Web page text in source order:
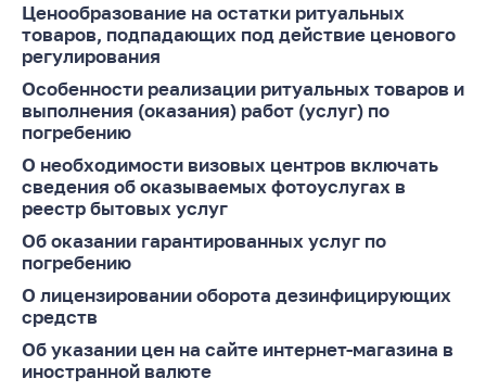
Соискателям
Награждения
Белорусская
универсальная
товарная биржа
Общественная
жизнь
Идеологическая
работа
Официальные
геральдические
символы
Ценообразование на остатки ритуальных
товаров, подпадающих под действие ценового
регулирования
Особенности реализации ритуальных товаров и
выполнения (оказания) работ (услуг) по
погребению
О необходимости визовых центров включать
сведения об оказываемых фотоуслугах в
реестр бытовых услуг
Об оказании гарантированных услуг по
погребению
О лицензировании оборота дезинфицирующих
средств
Об указании цен на сайте интернет-магазина в
иностранной валюте